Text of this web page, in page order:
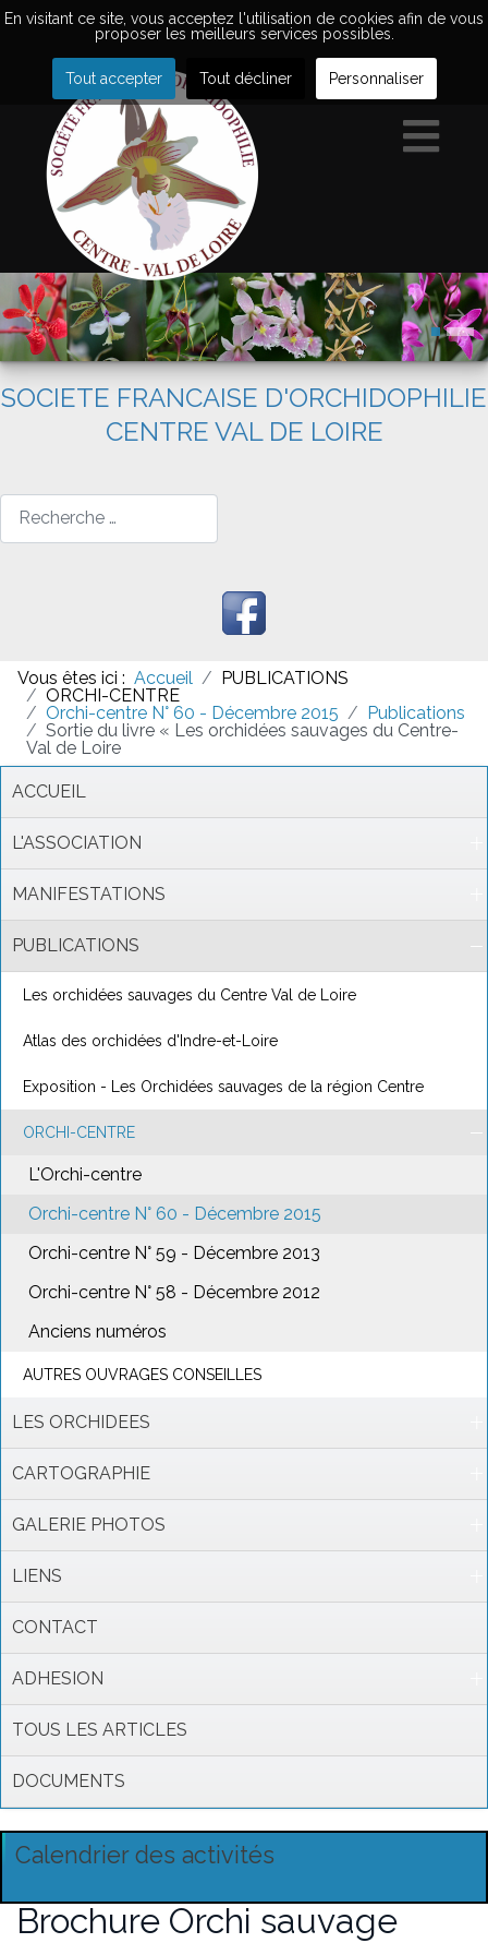
SOCIETE FRANCAISE D'ORCHIDOPHILIE
CENTRE VAL DE LOIRE
Rechercher
Vous êtes ici : Accueil
PUBLICATIONS
ORCHI-CENTRE
Orchi-centre N° 60 - Décembre 2015
Publications
Sortie du livre « Les orchidées sauvages du Centre-
Val de Loire
ACCUEIL
L'ASSOCIATION
MANIFESTATIONS
PUBLICATIONS
Les orchidées sauvages du Centre Val de Loire
Atlas des orchidées d'Indre-et-Loire
Exposition - Les Orchidées sauvages de la région Centre
ORCHI-CENTRE
L'Orchi-centre
Orchi-centre N° 60 - Décembre 2015
Orchi-centre N° 59 - Décembre 2013
Orchi-centre N° 58 - Décembre 2012
Anciens numéros
AUTRES OUVRAGES CONSEILLES
LES ORCHIDEES
CARTOGRAPHIE
GALERIE PHOTOS
LIENS
CONTACT
ADHESION
TOUS LES ARTICLES
DOCUMENTS
Calendrier des activités
Brochure Orchi sauvage
En visitant ce site, vous acceptez l'utilisation de cookies afin de vous
proposer les meilleurs services possibles.
Tout accepter Tout décliner Personnaliser